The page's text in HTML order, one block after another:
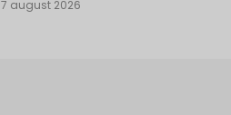
7 august 2026